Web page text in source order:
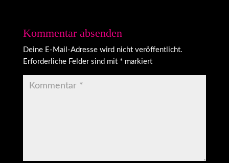
Kommentar absenden
Deine E-Mail-Adresse wird nicht veröffentlicht.
Erforderliche Felder sind mit *markiert